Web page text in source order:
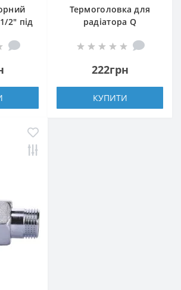
2″ під
Термоголовка для
радіатора Q
NV-QP5030 M30х1,5
222грн
КУПИТИ